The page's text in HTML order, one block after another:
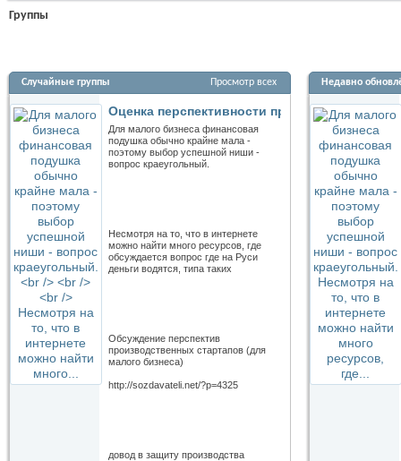
Группы
Просмотр всех
Случайные группы
Оценка перспективности производственных
Для малого бизнеса финансовая
подушка обычно крайне мала -
поэтому выбор успешной ниши -
вопрос краеугольный.
Несмотря на то, что в интернете
можно найти много ресурсов, где
обсуждается вопрос где на Руси
деньги водятся, типа таких
Обсуждение перспектив
производственных стартапов (для
малого бизнеса)
http://sozdavateli.net/?p=4325
довод в защиту производства
Недавно